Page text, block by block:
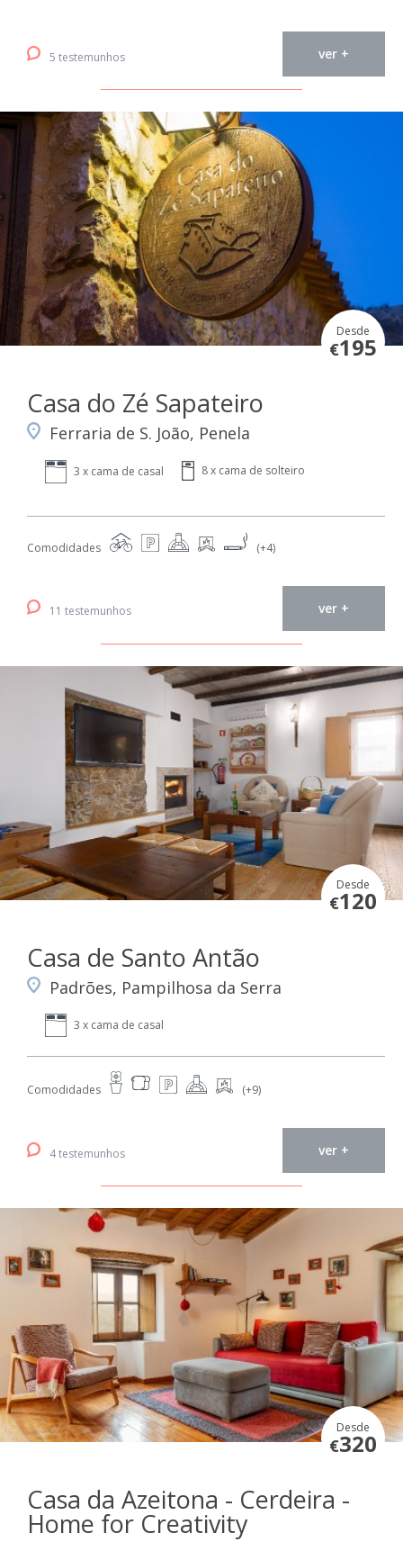
5 testemunhos ver +
Desde
€195
Casa do Zé Sapateiro
Ferraria de S. João, Penela
3 x cama de casal 8 x cama de solteiro
Comodidades (+4)
11 testemunhos ver +
Desde
€120
Casa de Santo Antão
Padrões, Pampilhosa da Serra
3 x cama de casal
Comodidades (+9)
4 testemunhos ver +
Desde
€320
Casa da Azeitona - Cerdeira -
Home for Creativity